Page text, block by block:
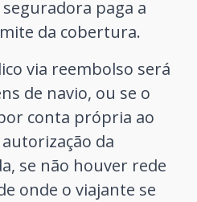
paga a
da cobertura.
via reembolso será
de navio, ou se o
conta própria ao
da
se não houver rede
onde o viajante se